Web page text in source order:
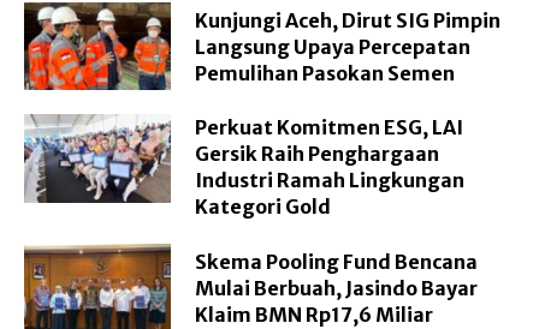
Kunjungi Aceh, Dirut SIG Pimpin
Langsung Upaya Percepatan
Pemulihan Pasokan Semen
Perkuat Komitmen ESG, LAI
Gersik Raih Penghargaan
Industri Ramah Lingkungan
Kategori Gold
Skema Pooling Fund Bencana
Mulai Berbuah, Jasindo Bayar
Klaim BMN Rp17,6 Miliar